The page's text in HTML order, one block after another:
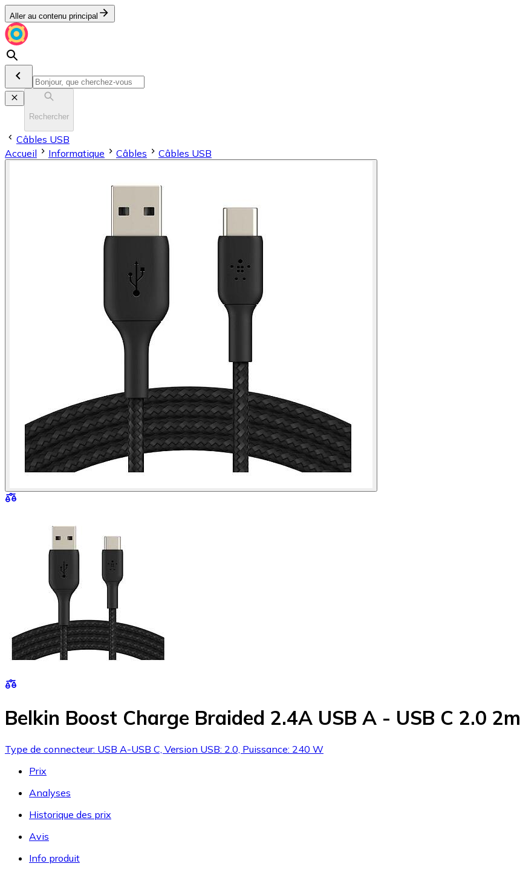
Aller au contenu principal
Rechercher
Câbles USB
Accueil
Informatique Câbles Câbles USB
Belkin Boost Charge Braided 2.4A USB A - USB C 2.0 2m
Type de connecteur: USB A-USB C, Version USB: 2.0, Puissance: 240 W
Prix
Analyses
Historique des prix
Avis
Info produit